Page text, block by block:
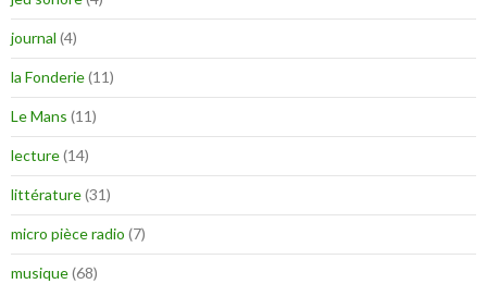
journal (4)
la Fonderie(11)
Le Mans (11)
lecture(14)
littérature(31)
micro pièce radio (7)
musique(68)